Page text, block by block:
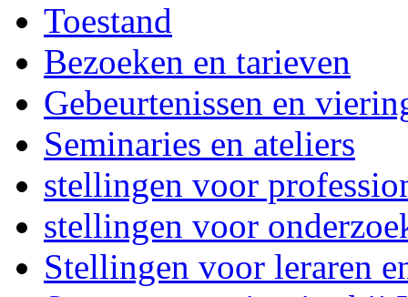
Toestand
Bezoeken en tarieven
Gebeurtenissen en
Seminaries en ateliers
stellingen voor
stellingen voor
Stellingen voor leraren